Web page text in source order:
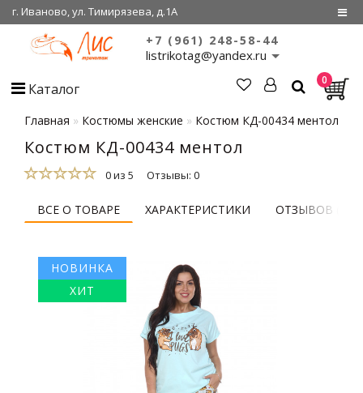
г. Иваново, ул. Тимирязева, д.1А
Регистрация
Войти
О нас
+7 (961) 248-58-44
listrikotag@yandex.ru
Каталог 0
Главная Костюмы женские Костюм КД-00434 ментол
Костюм КД-00434 ментол
0 из 5 Отзывы: 0
ВСЕ О ТОВАРЕ ХАРАКТЕРИСТИКИ ОТЗЫВОВ (0)
НОВИНКА
ХИТ